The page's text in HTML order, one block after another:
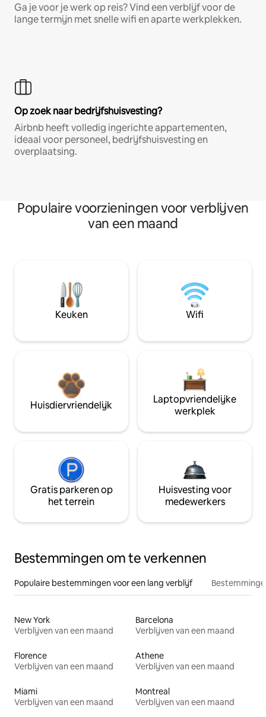
Ga je voor je werk op reis? Vind een verblijf voor de
lange termijn met snelle wifi en aparte werkplekken.
Op zoek naar bedrijfshuisvesting?
Airbnb heeft volledig ingerichte appartementen,
ideaal voor personeel, bedrijfshuisvesting en
overplaatsing.
Populaire voorzieningen voor verblijven
van een maand
Keuken Wifi
Huisdiervriendelijk
Laptopvriendelijke
werkplek
Gratis parkeren op
het terrein
Huisvesting voor
medewerkers
Bestemmingen om te verkennen
Populaire bestemmingen voor een lang verblijf
New York
Verblijven van een maand
Barcelona
Verblijven van een maand
Florence
Verblijven van een maand
Athene
Verblijven van een maand
Miami
Verblijven van een maand
Montreal
Verblijven van een maand